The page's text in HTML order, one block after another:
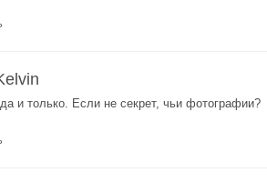
и только. Если не секрет, чьи фотографии?